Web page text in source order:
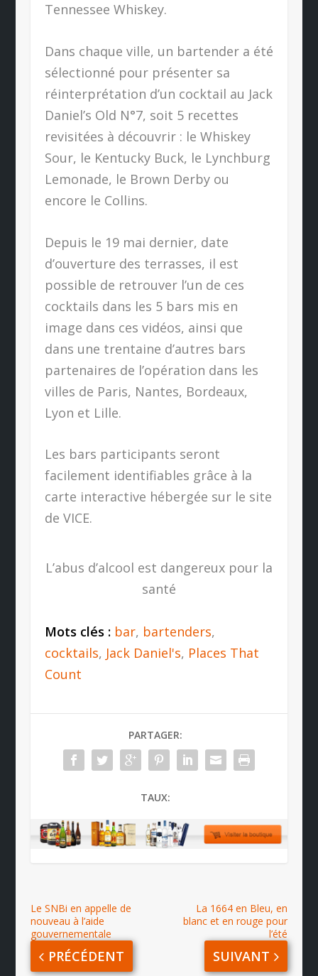
Tennessee Whiskey.
Dans chaque ville, un bartender a été
sélectionné pour présenter sa
réinterprétation d’un cocktail au Jack
Daniel’s Old N°7, soit 5 recettes
revisitées à découvrir : le Whiskey
Sour, le Kentucky Buck, le Lynchburg
Lemonade, le Brown Derby ou
encore le Collins.
Depuis le 19 mai dernier, date
d’ouverture des terrasses, il est
possible de retrouver l’un de ces
cocktails dans les 5 bars mis en
image dans ces vidéos, ainsi que
dans une trentaine d’autres bars
partenaires de l’opération dans les
villes de Paris, Nantes, Bordeaux,
Lyon et Lille.
Les bars participants seront
facilement identifiables grâce à la
carte interactive hébergée sur le site
de VICE.
L’abus d’alcool est dangereux pour la
santé
Mots clés : bar, bartenders,
cocktails, Jack Daniel's, Places That
Count
PARTAGER:
TAUX:
Le SNBi en appelle de
nouveau à l’aide
gouvernementale
PRÉCÉDENT
La 1664 en Bleu, en
blanc et en rouge pour
l’été
SUIVANT